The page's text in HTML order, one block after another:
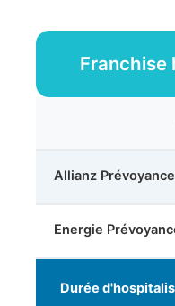
Franchise
Allianz
Energie
Durée